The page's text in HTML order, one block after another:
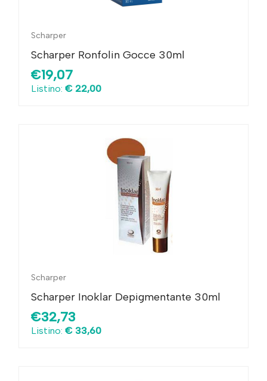
Scharper
Scharper Ronfolin Gocce 30ml
€19,07
Listino: € 22,00
Scharper
Scharper Inoklar Depigmentante 30ml
€32,73
Listino: € 33,60